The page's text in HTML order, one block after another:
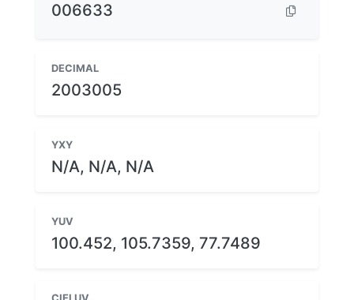
006633
DECIMAL
2003005
YXY
N/A, N/A, N/A
YUV
100.452, 105.7359, 77.7489
CIELUV